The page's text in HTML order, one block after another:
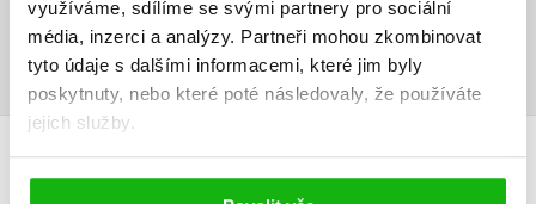
využíváme, sdílíme se svými partnery pro sociální
média, inzerci a analýzy. Partneři mohou zkombinovat
tyto údaje s dalšími informacemi, které jim byly
poskytnuty, nebo které poté následovaly, že používáte
jejich služby.
PDF Obsah.pdf PDF Ukázka.pdf
HODNOCENÍ ČTENÁŘŮ